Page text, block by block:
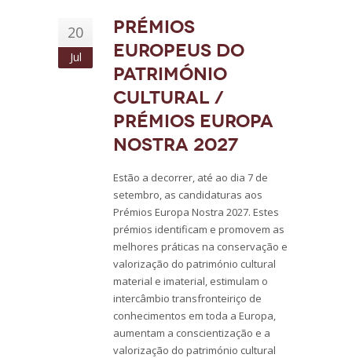
20
Jul
Prémios
Europeus do
Património
Cultural /
Prémios Europa
Nostra 2027
Estão a decorrer, até ao dia 7 de
setembro, as candidaturas aos
Prémios Europa Nostra 2027. Estes
prémios identificam e promovem as
melhores práticas na conservação e
valorização do património cultural
material e imaterial, estimulam o
intercâmbio transfronteiriço de
conhecimentos em toda a Europa,
aumentam a conscientização e a
valorização do património cultural